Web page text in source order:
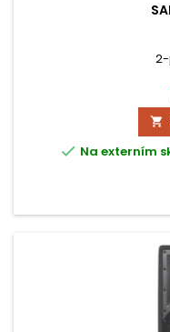

 Na externím